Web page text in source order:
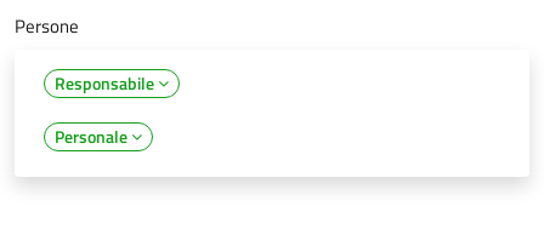
Persone
Responsabile
Personale